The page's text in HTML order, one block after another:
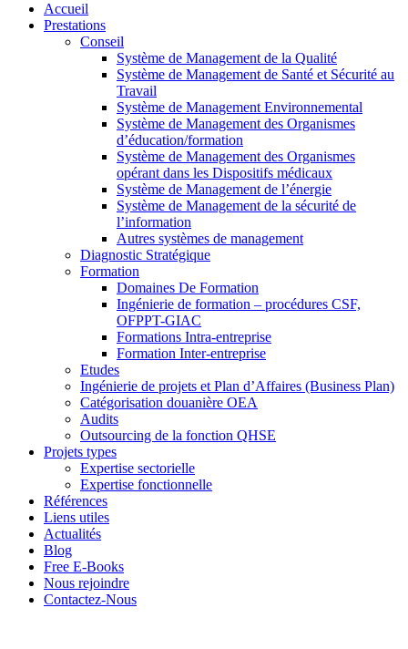
Accueil
Prestations
Conseil
Système de Management de la Qualité
Système de Management de Santé et Sécurité au
Travail
Système de Management Environnemental
Système de Management des Organismes
d’éducation/formation
Système de Management des Organismes
opérant dans les Dispositifs médicaux
Système de Management de l’énergie
Système de Management de la sécurité de
l’information
Autres systèmes de management
Diagnostic Stratégique
Formation
Domaines De Formation
Ingénierie de formation – procédures CSF,
OFPPT-GIAC
Formations Intra-entreprise
Formation Inter-entreprise
Etudes
Ingénierie de projets et Plan d’Affaires (Business Plan)
Catégorisation douanière OEA
Audits
Outsourcing de la fonction QHSE
Projets types
Expertise sectorielle
Expertise fonctionnelle
Références
Liens utiles
Actualités
Blog
Free E-Books
Nous rejoindre
Contactez-Nous